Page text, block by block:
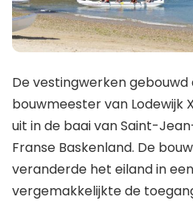
De vestingwerken gebouwd
bouwmeester van Lodewijk
uit in de baai van Saint-
Franse Baskenland. De
veranderde het eiland in
vergemakkelijkte de